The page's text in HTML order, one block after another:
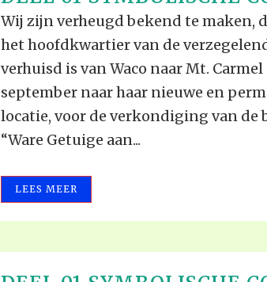
THE SHEPHERD’S ROD IN EPUB
FORMAT
SPIRIT OF PROPHECY EXCERPTS
LITERATURE
ALLE VIDEO'S
Wij zijn verheugd bekend te maken,
het hoofdkwartier van de
verhuisd is van Waco naar Mt.
september naar haar nieuwe en
locatie, voor de verkondiging van de
“Ware Getuige aan...
LEES MEER